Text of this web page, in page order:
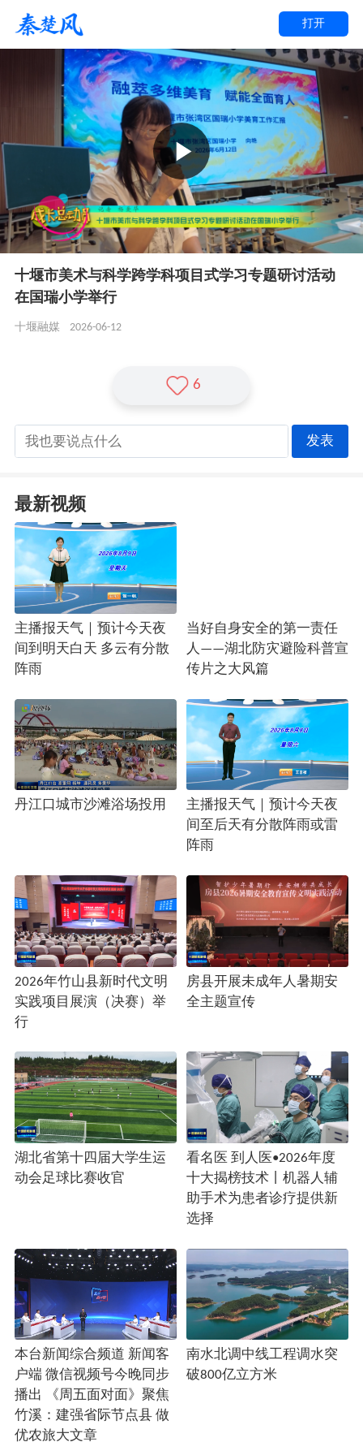
打开
十堰市美术与科学跨学科项目式学习专题研讨活动
在国瑞小学举行
十堰融媒 2026-06-12
6
发表
最新视频
主播报天气｜预计今天夜
间到明天白天 多云有分散
阵雨
当好自身安全的第一责任
人——湖北防灾避险科普宣
传片之大风篇
丹江口城市沙滩浴场投用
主播报天气｜预计今天夜
间至后天有分散阵雨或雷
阵雨
2026年竹山县新时代文明
实践项目展演（决赛）举
行
房县开展未成年人暑期安
全主题宣传
湖北省第十四届大学生运
动会足球比赛收官
看名医 到人医•2026年度
十大揭榜技术丨机器人辅
助手术为患者诊疗提供新
选择
本台新闻综合频道 新闻客
户端 微信视频号今晚同步
播出 《周五面对面》聚焦
竹溪：建强省际节点县 做
优农旅大文章
南水北调中线工程调水突
破800亿立方米